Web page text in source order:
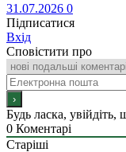
31.07.2026 0
Підписатися
Вхід
Сповістити про
Будь ласка,
0 Коментарі
Старіші